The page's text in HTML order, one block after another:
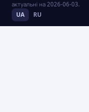
актуальні на 2026-06-03.
UA RU